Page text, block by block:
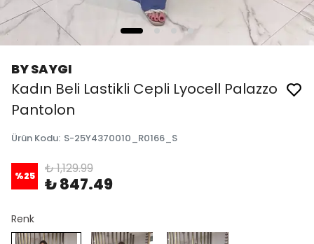
BY SAYGI
Kadın Beli Lastikli Cepli Lyocell Palazzo
Pantolon
Ürün Kodu: S-25Y4370010_R0166_S
%25 ₺ 1,129.99
₺ 847.49
Renk